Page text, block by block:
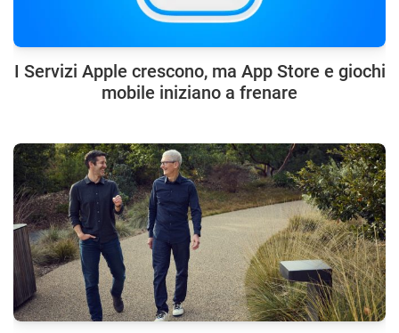
I Servizi Apple crescono, ma App Store e giochi
mobile iniziano a frenare